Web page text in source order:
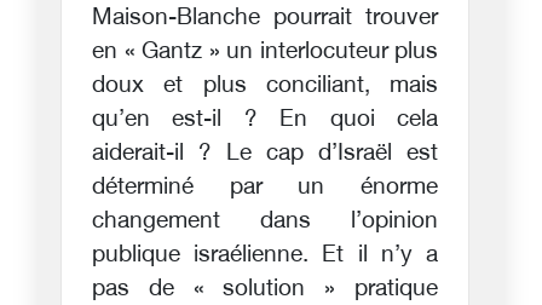
Maison-Blanche pourrait trouver
en « Gantz » un interlocuteur plus
doux et plus conciliant, mais
qu’en est-il ? En quoi cela
aiderait-il ? Le cap d’Israël est
déterminé par un énorme
changement dans l’opinion
publique israélienne. Et il n’y a
pas de « solution » pratique